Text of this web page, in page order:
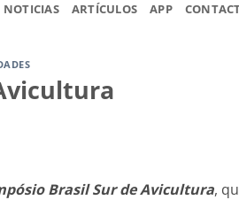
NOTICIAS ARTÍCULOS APP
Brasil Sur de Avicultura,